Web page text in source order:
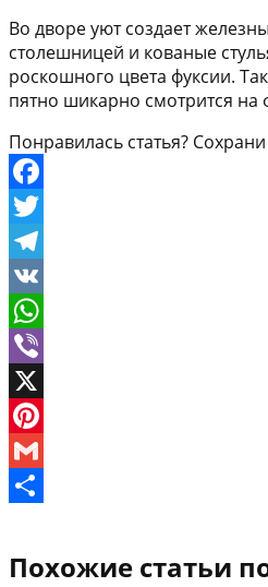
Во дворе уют создает
столешницей и кованые
роскошного цвета фуксии.
пятно шикарно смотрится на
Понравилась статья?
Facebook
Twitter
Telegram
VK
WhatsApp
Viber
X
Pinterest
Gmail
Похожие статьи